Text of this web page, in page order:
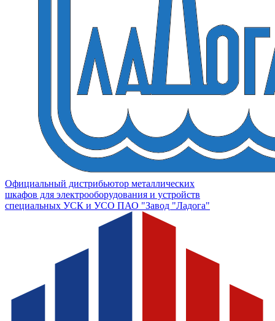
Официальный дистрибьютор металлических
шкафов для электрооборудования и устройств
специальных УСК и УСО ПАО "Завод "Ладога"